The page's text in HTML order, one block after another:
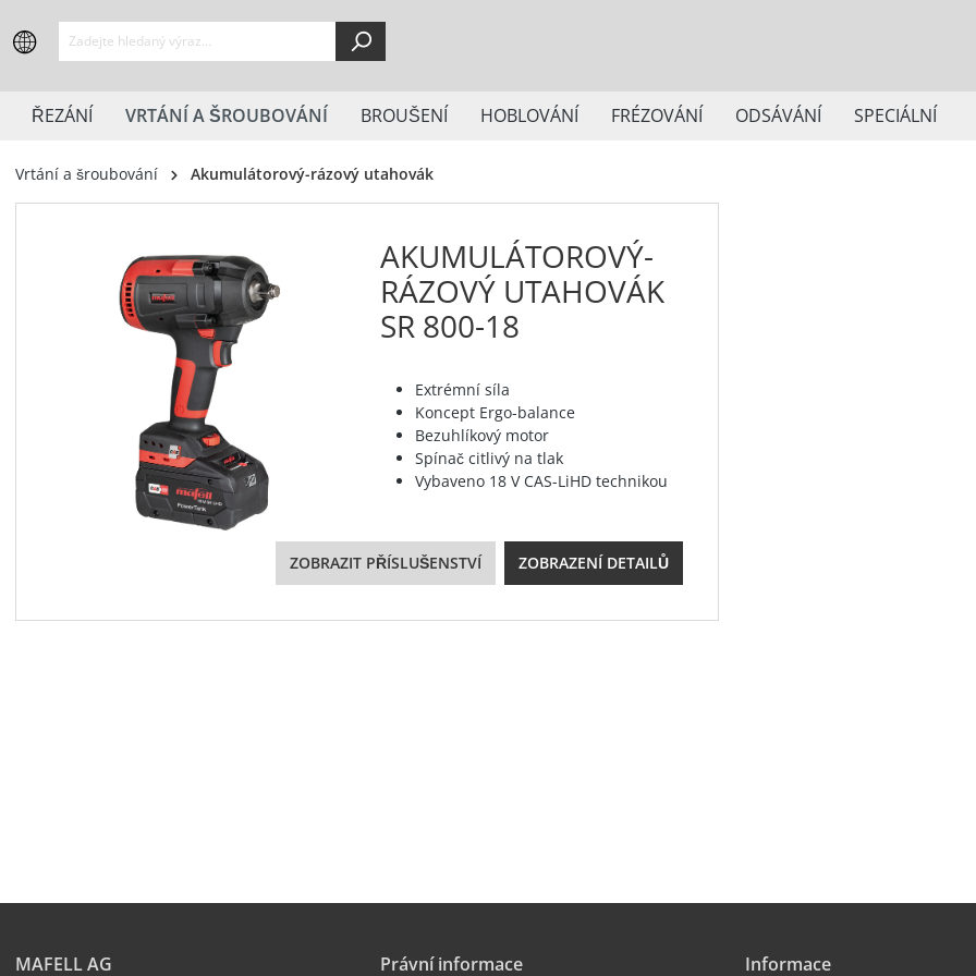
Zur Hauptnavigation springen
ŘEZÁNÍ VRTÁNÍ A ŠROUBOVÁNÍ BROUŠENÍ HOBLOVÁNÍ FRÉZOVÁNÍ ODSÁVÁNÍ SPECIÁLNÍ
Vrtání a šroubování Akumulátorový-rázový utahovák
AKUMULÁTOROVÝ-
RÁZOVÝ UTAHOVÁK
SR 800-18
Extrémní síla
Koncept Ergo-balance
Bezuhlíkový motor
Spínač citlivý na tlak
Vybaveno 18 V CAS-LiHD technikou
ZOBRAZIT PŘÍSLUŠENSTVÍ ZOBRAZENÍ DETAILŮ
MAFELL AG Právní informace Informace